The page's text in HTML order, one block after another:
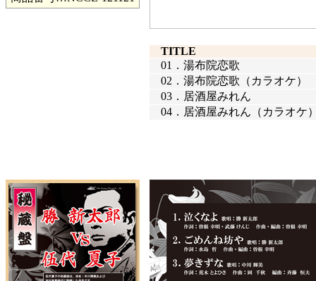
TITLE
01． 湯布院恋歌
02． 湯布院恋歌（カラオケ）
03． 居酒屋みれん
04． 居酒屋みれん（カラオケ